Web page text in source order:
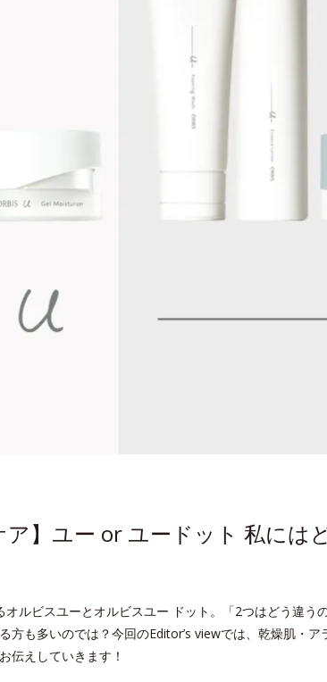
ア】ユー or ユードット 私には
ルビスユーとオルビスユー ドット。「2つはどう違う
方も多いのでは？今回のEditor’s viewでは、乾燥肌・
伝えしていきます！